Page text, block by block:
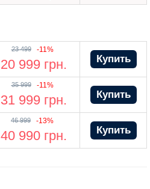
23 499 -11%
20 999 грн.
35 999 -11%
31 999 грн.
46 999 -13%
40 990 грн.